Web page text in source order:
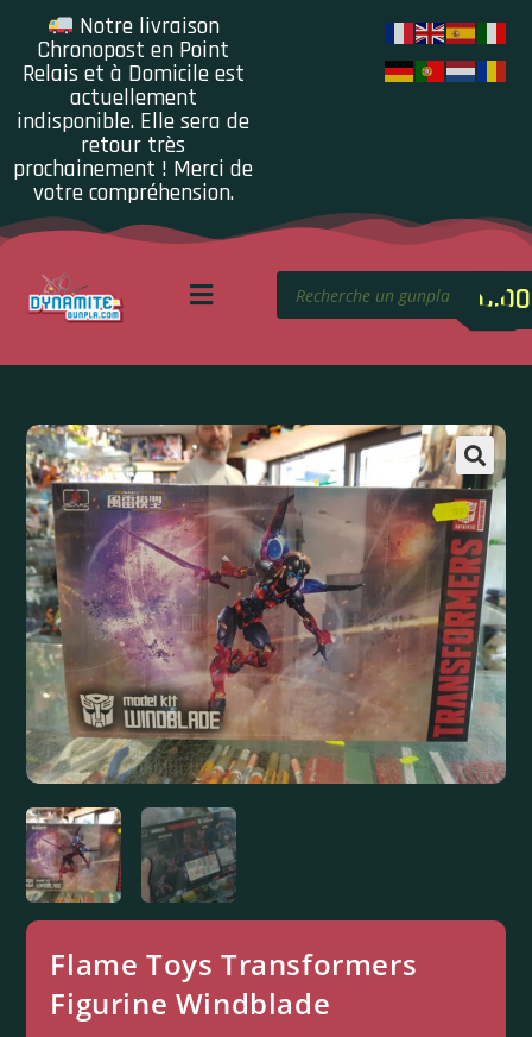
Notre livraison
Chronopost en Point
Relais et à Domicile est
actuellement
indisponible. Elle sera de
retour très
prochainement ! Merci de
votre compréhension.
0.00
Flame Toys Transformers
Figurine Windblade